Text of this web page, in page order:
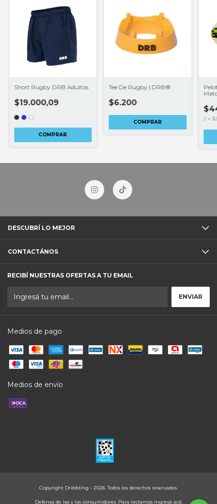
Short Rugby DRB Adultos
$19.000,09
COMPRAR
Tee De Rugby | DRB®
$6.200
2 x
DESCUBRÍ LO MEJOR
CONTACTÁNOS
RECIBÍ NUESTRAS OFERTAS A TU EMAIL
Medios de pago
Medios de envío
Copyright Dribbling - 2026. Todos los derechos reservados.
Defensa de las y los consumidores. Para reclamos ingresá acá.